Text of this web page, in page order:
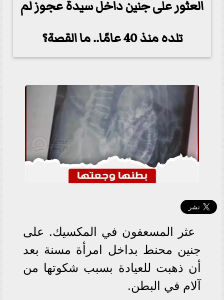
العثور على جنين داخل سيدة عجوز لم
تلده منذ 40 عامًا.. ما القصة؟
عثر المسعفون في المكسيك. على
جنين محنط بداخل امرأة مسنة بعد
أن ذهبت للعيادة بسبب شكوتها من
آلام في البطن.